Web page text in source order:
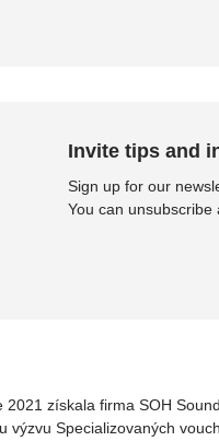
Invite tips and
Sign up for our
You can unsubscribe
2021 získala firma SOH
výzvu Specializovaných